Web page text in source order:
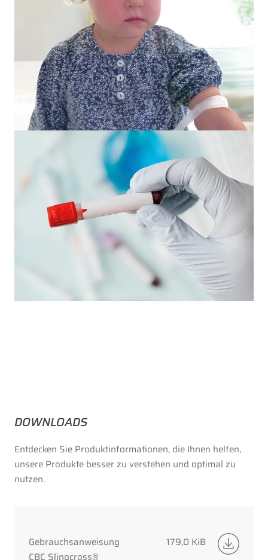
DOWNLOADS
Entdecken Sie Produktinformationen, die Ihnen helfen,
unsere Produkte besser zu verstehen und optimal zu
nutzen.
Gebrauchsanweisung
179,0 KiB